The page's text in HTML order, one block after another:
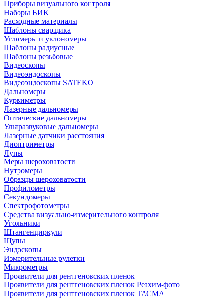
Приборы визуального контроля
Наборы ВИК
Расходные материалы
Шаблоны сварщика
Угломеры и уклономеры
Шаблоны радиусные
Шаблоны резьбовые
Видеоскопы
Видеоэндоскопы
Видеоэндоскопы SATEKO
Дальномеры
Курвиметры
Лазерные дальномеры
Оптические дальномеры
Ультразвуковые дальномеры
Лазерные датчики расстояния
Диоптриметры
Лупы
Меры шероховатости
Нутромеры
Образцы шероховатости
Профилометры
Секундомеры
Спектрофотометры
Средства визуально-измерительного контроля
Угольники
Штангенциркули
Щупы
Эндоскопы
Измерительные рулетки
Микрометры
Проявители для рентгеновских пленок
Проявители для рентгеновских пленок Реахим-фото
Проявители для рентгеновских пленок ТАСМА